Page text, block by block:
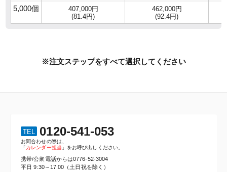
5,000個
407,000円
(81.4円)
462,000円
(92.4円)
※注文ステップをすべて選択してください
TEL 0120-541-053
お問合わせの際は、
「カレンダー担当 」をお呼び出しください。
携帯/公衆電話からは0776-52-3004
平日 9:30～17:00（土日祝を除く）